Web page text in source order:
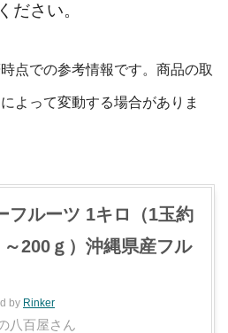
ださい。
点での参考情報です。商品の取
よって変動する場合がありま
フルーツ 1キロ（1玉約
～200ｇ）沖縄県産フル
by Rinker
八百屋さん